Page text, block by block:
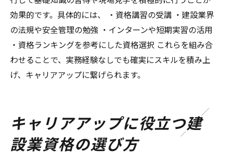
効果的です。具体的には、 ・資格講習の受講 ・建設業界
の法規や安全管理の勉強 ・インターンや短期実習の活用
・資格ランキングを参考にした資格選択 これらを組み合
わせることで、実務経験なしでも確実にスキルを積み上
げ、キャリアアップに繋げられます。
キャリアアップに役立つ建
設業資格の選び方